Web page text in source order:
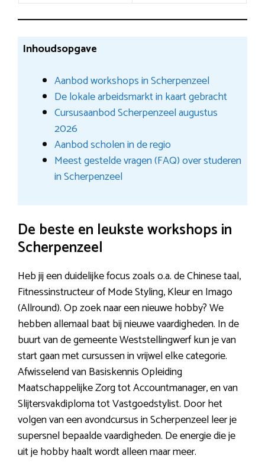
Inhoudsopgave
Aanbod workshops in Scherpenzeel
De lokale arbeidsmarkt in kaart gebracht
Cursusaanbod Scherpenzeel augustus
2026
Aanbod scholen in de regio
Meest gestelde vragen (FAQ) over studeren
in Scherpenzeel
De beste en leukste workshops in
Scherpenzeel
Heb jij een duidelijke focus zoals o.a. de Chinese taal,
Fitnessinstructeur of Mode Styling, Kleur en Imago
(Allround). Op zoek naar een nieuwe hobby? We
hebben allemaal baat bij nieuwe vaardigheden. In de
buurt van de gemeente Weststellingwerf kun je van
start gaan met cursussen in vrijwel elke categorie.
Afwisselend van Basiskennis Opleiding
Maatschappelijke Zorg tot Accountmanager, en van
Slijtersvakdiploma tot Vastgoedstylist. Door het
volgen van een avondcursus in Scherpenzeel leer je
supersnel bepaalde vaardigheden. De energie die je
uit je hobby haalt wordt alleen maar meer.